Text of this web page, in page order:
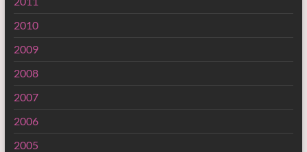
2010
2009
2008
2007
2006
2005